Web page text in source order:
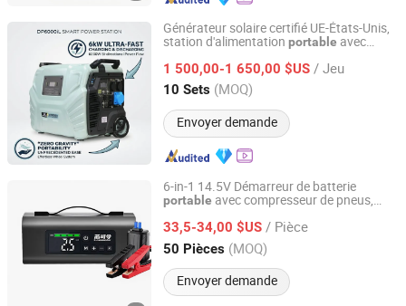
Générateur solaire certifié UE-États-Unis,
station d'alimentation portable avec
1 500,00-1 650,00 $US / Jeu
10 Sets (MOQ)
Envoyer demande
Suzhou Drivelong Intelligence Technology Co., Ltd.
Jiangsu, China Depuis 2017
6-in-1 14.5V Démarreur de batterie
portable avec compresseur de pneus,
Bluetooth
33,5-34,00 $US / Pièce
50 Pièces (MOQ)
Envoyer demande
Ningbo Lanhai Technology Co., Ltd
Zhejiang, China Depuis 2020